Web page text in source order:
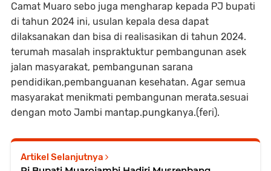
Camat Muaro sebo juga mengharap kepada PJ bupati
di tahun 2024 ini, usulan kepala desa dapat
dilaksanakan dan bisa di realisasikan di tahun 2024.
terumah masalah inspraktuktur pembangunan asek
jalan masyarakat, pembangunan sarana
pendidikan,pembanguanan kesehatan. Agar semua
masyarakat menikmati pembangunan merata.sesuai
dengan moto Jambi mantap.pungkanya.(feri).
Artikel Selanjutnya